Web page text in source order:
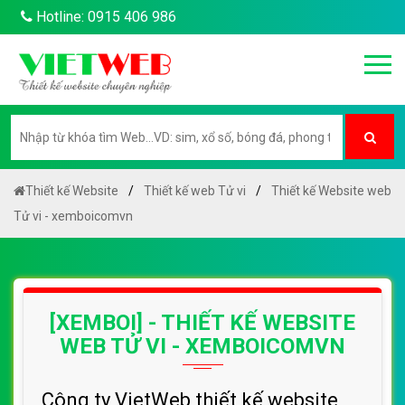
Hotline: 0915 406 986
Thiết kế Website Thiết kế web Tử vi
Thiết kế Website web
Tử vi - xemboicomvn
[XEMBOI] - THIẾT KẾ WEBSITE
WEB TỬ VI - XEMBOICOMVN
Công ty VietWeb thiết kế website